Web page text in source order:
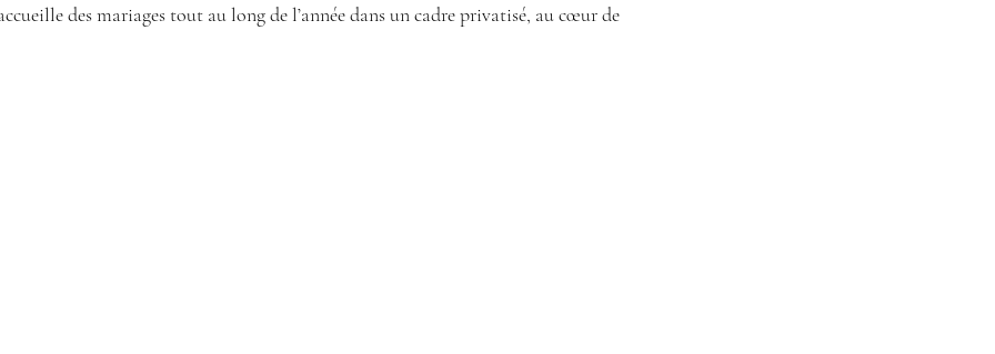
des mariages tout au long de l’année dans un cadre privatisé, au cœur de